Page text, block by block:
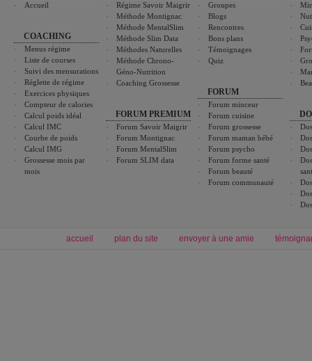
Accueil
COACHING
Menus régime
Liste de courses
Suivi des mensurations
Réglette de régime
Exercices physiques
Compteur de calories
Calcul poids idéal
Calcul IMC
Courbe de poids
Calcul IMG
Grossesse mois par
mois
Régime Savoir Maigrir
Méthode Montignac
Méthode MentalSlim
Méthode Slim Data
Méthodes Naturelles
Méthode Chrono-
Géno-Nutrition
Coaching Grossesse
FORUM PREMIUM
Forum Savoir Maigrir
Forum Montignac
Forum MentalSlim
Forum SLIM data
Groupes
Blogs
Rencontres
Bons plans
Témoignages
Quiz
FORUM
Forum minceur
Forum cuisine
Forum grossesse
Forum maman bébé
Forum psycho
Forum forme santé
Forum beauté
Forum communauté
accueil plan du site envoyer à une amie